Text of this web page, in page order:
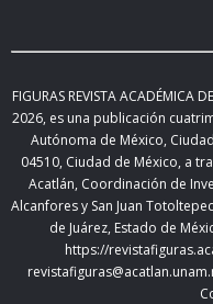
FIGURAS REVISTA ACADÉMICA
2026, es una publicación
Autónoma de México,
04510, Ciudad de México, a
Acatlán, Coordinación de
Alcanfores y San Juan
de Juárez, Estado de
https://